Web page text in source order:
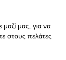
μαζί μας, για να
στους πελάτες